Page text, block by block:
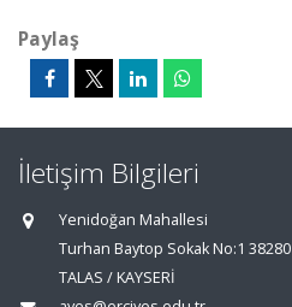
Paylaş
İletişim Bilgileri
Yenidoğan Mahallesi
Turhan Baytop Sokak No:1 38280
TALAS / KAYSERİ